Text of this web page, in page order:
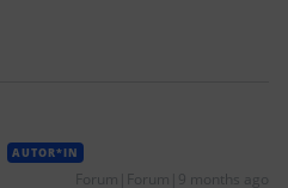
AUTOR*IN
Forum|Forum|9 months ago